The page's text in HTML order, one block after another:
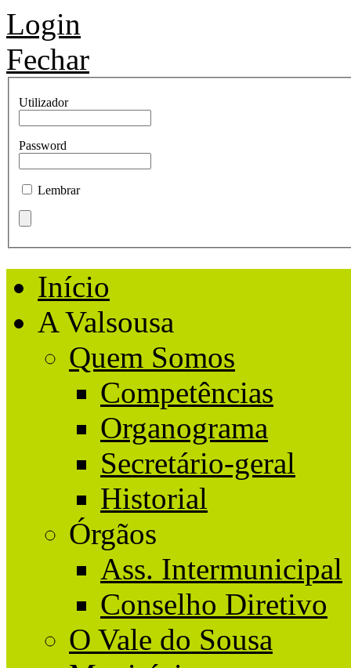
Login
Fechar
Utilizador
Password
Lembrar
Início
A Valsousa
Quem Somos
Competências
Organograma
Secretário-geral
Historial
Órgãos
Ass. Intermunicipal
Conselho Diretivo
O Vale do Sousa